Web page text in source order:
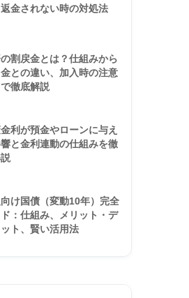
金されない時の対処法
割戻金とは？仕組みから
との違い、加入時の注意
徹底解説
利が預金やローンに与え
と金利連動の仕組みを徹
け国債（変動10年）完全
：仕組み、メリット・デ
ット、賢い活用法